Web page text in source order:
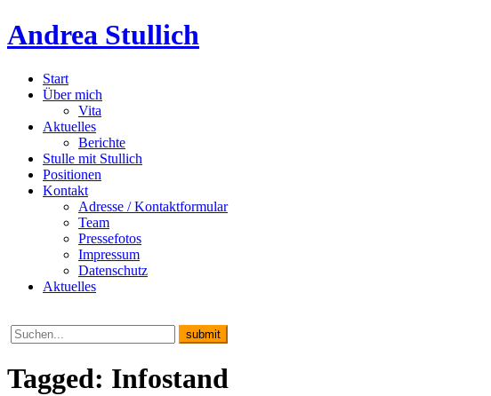
Andrea Stullich
Start
Über mich
Vita
Aktuelles
Berichte
Stulle mit Stullich
Positionen
Kontakt
Adresse / Kontaktformular
Team
Pressefotos
Impressum
Datenschutz
Aktuelles
Tagged: Infostand